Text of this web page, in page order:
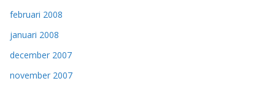
februari 2008
januari 2008
december 2007
november 2007